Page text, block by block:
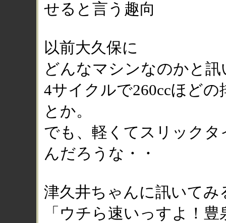
せると言う趣向
以前大久保に
どんなマシンなのかと
4サイクルで260ccほど
とか。
でも、軽くてスリック
んだろうな・・
津久井ちゃんに訊いてみ
「ウチら速いっすよ！